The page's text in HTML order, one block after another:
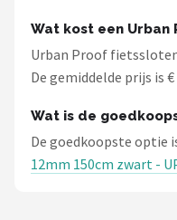
Wat kost een Urban
Urban Proof
De gemiddelde prijs is €
Wat is de
De goedkoopste optie
12mm 150cm zwart -